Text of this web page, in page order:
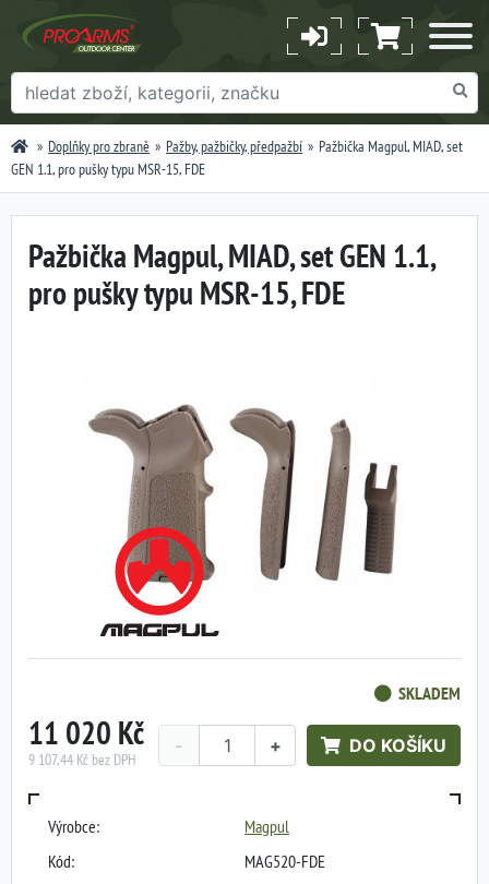
Doplňky pro zbraně Pažby, pažbičky, předpažbí
Pažbička Magpul, MIAD, set
GEN 1.1, pro pušky typu MSR-15, FDE
Pažbička Magpul, MIAD, set GEN 1.1,
pro pušky typu MSR-15, FDE
SKLADEM
11 020 Kč
9 107,44 Kč bez DPH
+
- DO KOŠÍKU
Výrobce:
Magpul
Kód:
MAG520-FDE